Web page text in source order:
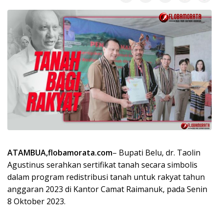
ATAMBUA,flobamorata.com– Bupati Belu, dr. Taolin
Agustinus serahkan sertifikat tanah secara simbolis
dalam program redistribusi tanah untuk rakyat tahun
anggaran 2023 di Kantor Camat Raimanuk, pada Senin
8 Oktober 2023.